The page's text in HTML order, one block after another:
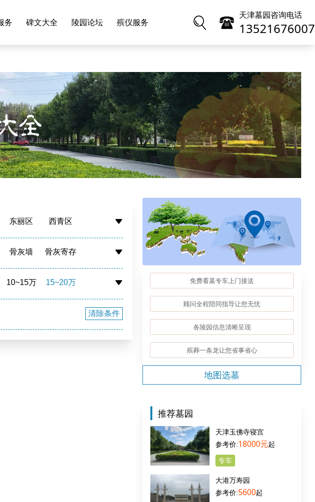
务 碑文大全 陵园论坛 殡仪服务
天津墓园咨询电话
13521676007
东丽区
西青区
骨灰墙
骨灰寄存
10~15万
15~20万
清除条件
免费看墓专车上门接送
顾问全程陪同指导让您无忧
各陵园信息清晰呈现
殡葬一条龙让您省事省心
地图选墓
推荐墓园
天津玉佛寺寝宫
18000元起
专车
大港万寿园
5600起